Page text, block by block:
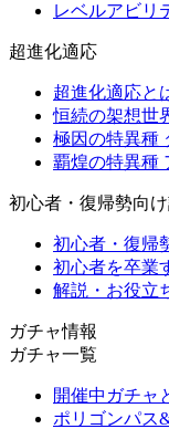
レベルアビリ
超進化適応
超進化適応と
恒続の架想世
極因の特異種
覇煌の特異種
初心者・復帰勢向
初心者・復帰
初心者を卒業
解説・お役立
ガチャ情報
ガチャ一覧
開催中ガチャ
ポリゴンパス